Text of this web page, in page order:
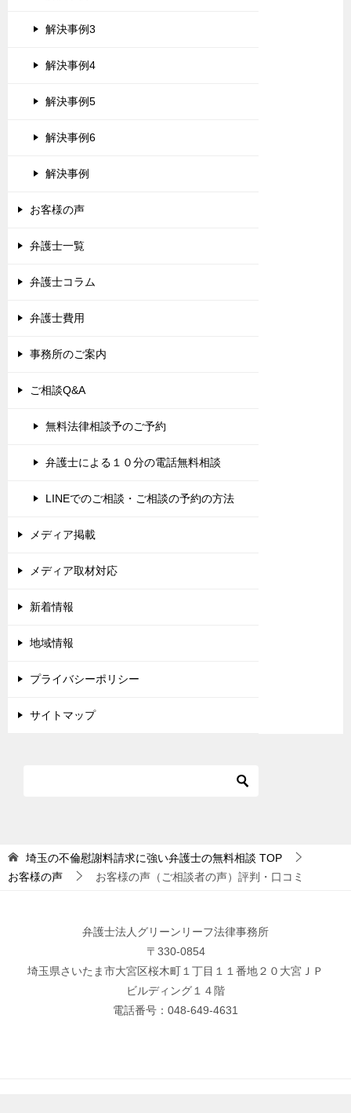
解決事例3
解決事例4
解決事例5
解決事例6
解決事例
お客様の声
弁護士一覧
弁護士コラム
弁護士費用
事務所のご案内
ご相談Q&A
無料法律相談予のご予約
弁護士による１０分の電話無料相談
LINEでのご相談・ご相談の予約の方法
メディア掲載
メディア取材対応
新着情報
地域情報
プライバシーポリシー
サイトマップ
埼玉の不倫慰謝料請求に強い弁護士の無料相談 TOP
お客様の声
お客様の声（ご相談者の声）評判・口コミ
弁護士法人グリーンリーフ法律事務所
〒330-0854
埼玉県さいたま市大宮区桜木町１丁目１１番地２０大宮ＪＰ
ビルディング１４階
電話番号：048-649-4631